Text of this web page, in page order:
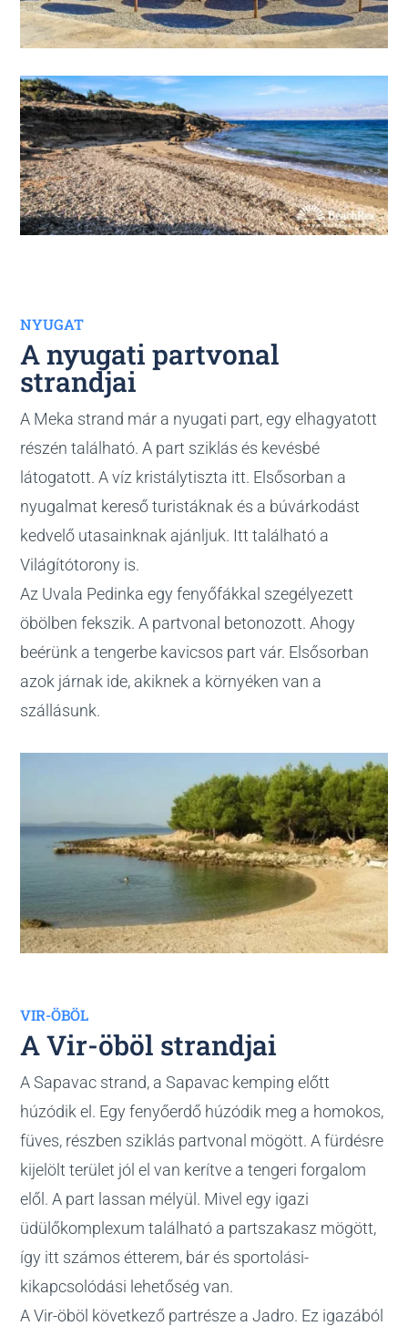
NYUGAT
A nyugati partvonal
strandjai
A Meka strand már a nyugati part, egy elhagyatott
részén található. A part sziklás és kevésbé
látogatott. A víz kristálytiszta itt. Elsősorban a
nyugalmat kereső turistáknak és a búvárkodást
kedvelő utasainknak ajánljuk. Itt található a
Világítótorony is.
Az Uvala Pedinka egy fenyőfákkal szegélyezett
öbölben fekszik. A partvonal betonozott. Ahogy
beérünk a tengerbe kavicsos part vár. Elsősorban
azok járnak ide, akiknek a környéken van a
szállásunk.
VIR-ÖBÖL
A Vir-öböl strandjai
A Sapavac strand, a Sapavac kemping előtt
húzódik el. Egy fenyőerdő húzódik meg a homokos,
füves, részben sziklás partvonal mögött. A fürdésre
kijelölt terület jól el van kerítve a tengeri forgalom
elől. A part lassan mélyül. Mivel egy igazi
üdülőkomplexum található a partszakasz mögött,
így itt számos étterem, bár és sportolási-
kikapcsolódási lehetőség van.
A Vir-öböl következő partrésze a Jadro. Ez igazából